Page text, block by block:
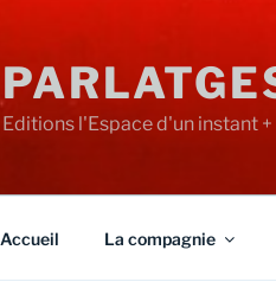
Editions l'Espace d'un instant
Accueil La compagnie